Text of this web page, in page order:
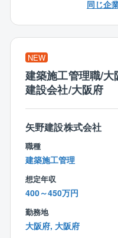
営業部門の担当部署は
となく、お気に入りの
ます。
【組織】
・幅広い年齢の社員が
を交えた会話を行いつ
遂行しています。
・資格取得に向けた講
合、全額負担します。
【同社の特徴】
・創業以来黒字経営の
いただけています。
・同社は、設計技術者
┗現場で進捗書の作成
が直行直帰しています
・休日：代休/振替休日
・体制：複数体制
┗現場担当者を複数（3
ております。
・社員の考えを尊重さ
困っていることや意見
多く、技術を次世代へ
たりと長期的な目線で
です。
・本物の『ものづくり
s-arch/
同じ企
NEW
建築施工管理職/
建設会社/大阪府
矢野建設株式会社
職種
建築施工管理
想定年収
400～450万円
勤務地
大阪府, 大阪府